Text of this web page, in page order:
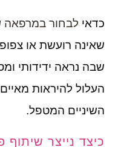
כדאי לבחור במרפאה
שאינה רועשת או
שבה נראה ידידותי
העלול להיראות
השיניים המטפל.
כיצד נייצר שיתוף